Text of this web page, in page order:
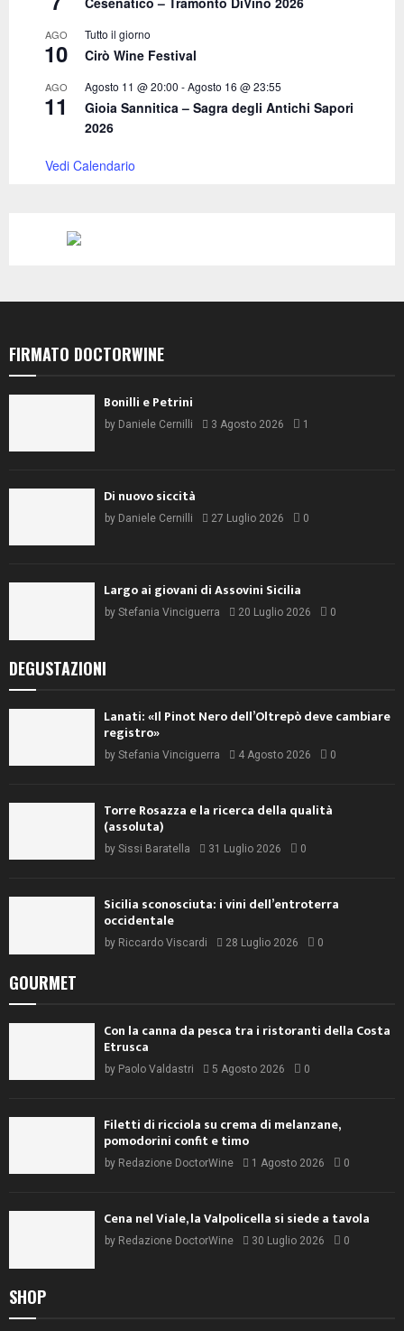
AGO
10
Tutto il giorno
Cirò Wine Festival
AGO
11
Agosto 11 @ 20:00 -Agosto 16 @ 23:55
Gioia Sannitica – Sagra degli Antichi Sapori
2026
Vedi Calendario
FIRMATO DOCTORWINE
Bonilli e Petrini
by Daniele Cernilli 3 Agosto 2026 1
Di nuovo siccità
by Daniele Cernilli 27 Luglio 2026 0
Largo ai giovani di Assovini Sicilia
by Stefania Vinciguerra 20 Luglio 2026 0
DEGUSTAZIONI
Lanati: «Il Pinot Nero dell’Oltrepò deve cambiare
registro»
by Stefania Vinciguerra 4 Agosto 2026 0
Torre Rosazza e la ricerca della qualità
(assoluta)
by Sissi Baratella 31 Luglio 2026 0
Sicilia sconosciuta: i vini dell’entroterra
occidentale
by Riccardo Viscardi 28 Luglio 2026 0
GOURMET
Con la canna da pesca tra i ristoranti della Costa
Etrusca
by Paolo Valdastri 5 Agosto 2026 0
Filetti di ricciola su crema di melanzane,
pomodorini confit e timo
by Redazione DoctorWine 1 Agosto 2026 0
Cena nel Viale, la Valpolicella si siede a tavola
by Redazione DoctorWine 30 Luglio 2026 0
SHOP